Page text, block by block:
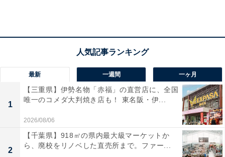
特徴その2：「妻の実家依存」により、夫の発言権
最新 一週間 一ヶ月
1
【三重県】伊勢名物「赤福」の直営店に、全国
唯一のコメダ大判焼き店も！ 東名阪・伊...
2026/08/06
2
【千葉県】918㎡の県内最大級マーケットか
ら、廃校をリノベした直売所まで。ファー...